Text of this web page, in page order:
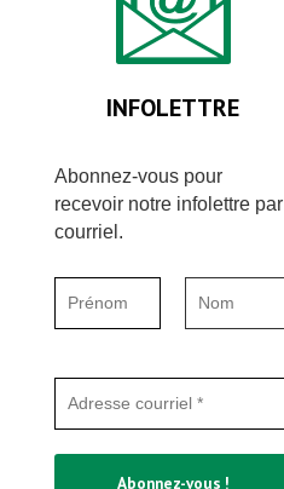
INFOLETTRE
Abonnez-vous pour
recevoir notre infolettre par
courriel.